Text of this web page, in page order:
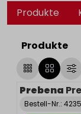
Produkte
Produkte
Prebena
Bestell-Nr.: